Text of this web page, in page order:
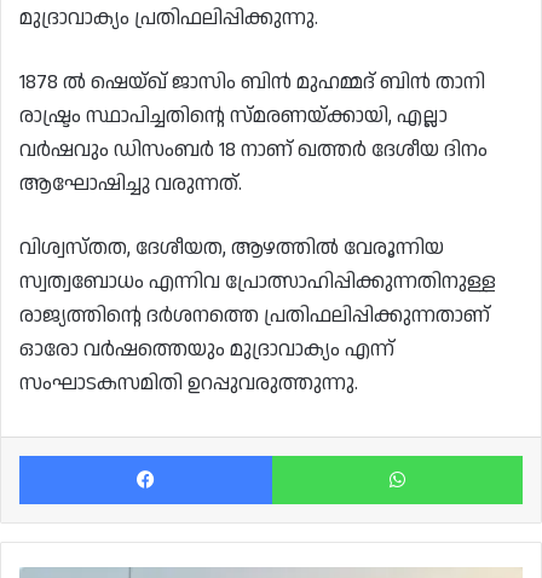
മുദ്രാവാക്യം പ്രതിഫലിപ്പിക്കുന്നു.
1878 ൽ ഷെയ്ഖ് ജാസിം ബിൻ മുഹമ്മദ് ബിൻ താനി
രാഷ്ട്രം സ്ഥാപിച്ചതിന്റെ സ്മരണയ്ക്കായി, എല്ലാ
വർഷവും ഡിസംബർ 18 നാണ് ഖത്തർ ദേശീയ ദിനം
ആഘോഷിച്ചു വരുന്നത്.
വിശ്വസ്തത, ദേശീയത, ആഴത്തിൽ വേരൂന്നിയ
സ്വത്വബോധം എന്നിവ പ്രോത്സാഹിപ്പിക്കുന്നതിനുള്ള
രാജ്യത്തിന്റെ ദർശനത്തെ പ്രതിഫലിപ്പിക്കുന്നതാണ്
ഓരോ വർഷത്തെയും മുദ്രാവാക്യം എന്ന്
സംഘാടകസമിതി ഉറപ്പുവരുത്തുന്നു.
Facebook